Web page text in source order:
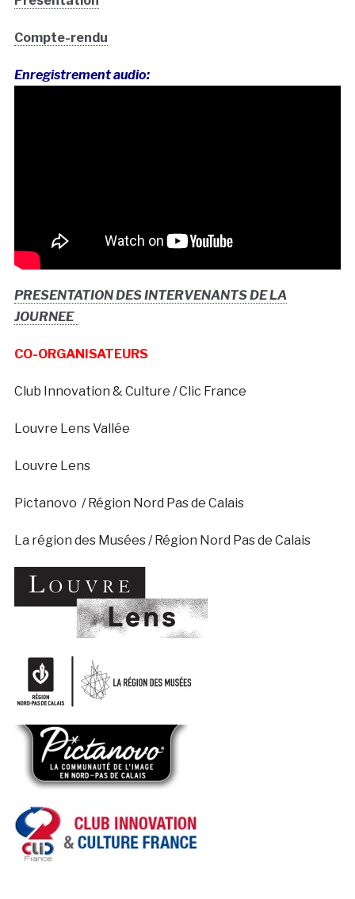
Compte-rendu
Enregistrement audio:
PRESENTATION DES INTERVENANTS DE LA
JOURNEE
CO-ORGANISATEURS
Club Innovation & Culture / Clic France
Louvre Lens Vallée
Louvre Lens
Pictanovo / Région Nord Pas de Calais
La région des Musées / Région Nord Pas de Calais